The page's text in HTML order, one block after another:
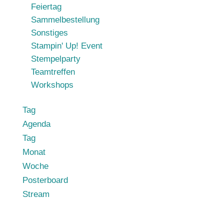
Feiertag
Sammelbestellung
Sonstiges
Stampin' Up! Event
Stempelparty
Teamtreffen
Workshops
Tag
Agenda
Tag
Monat
Woche
Posterboard
Stream